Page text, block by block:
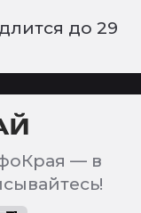
до 29
— в